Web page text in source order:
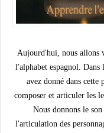
Aujourd'hui, nous allons
l'alphabet espagnol.
avez donné dans cette
composer et articuler les
Nous donnons le
l'articulation des